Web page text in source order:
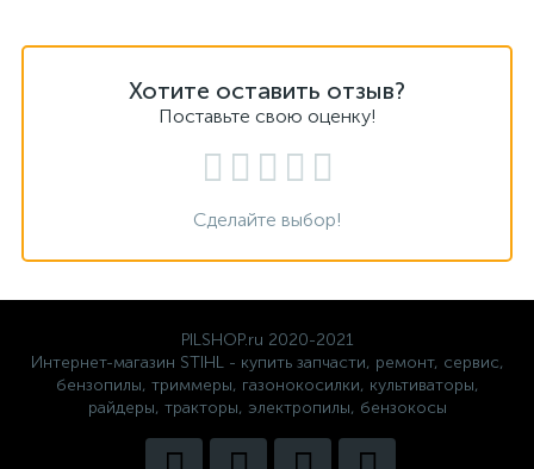
Хотите оставить отзыв?
Поставьте свою оценку!
Сделайте выбор!
PILSHOP.ru 2020-2021
Интернет-магазин STIHL - купить запчасти, ремонт, сервис,
бензопилы, триммеры, газонокосилки, культиваторы,
райдеры, тракторы, электропилы, бензокосы